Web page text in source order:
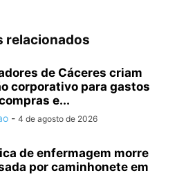
relacionados
de Cáceres criam
corporativo para gastos
e...
- 4 de agosto de 2026
de enfermagem morre
por caminhonete em